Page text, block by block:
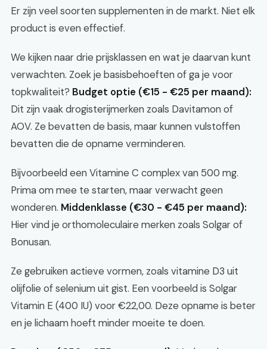
Er zijn veel soorten supplementen in de markt. Niet elk
product is even effectief.
We kijken naar drie prijsklassen en wat je daarvan kunt
verwachten. Zoek je basisbehoeften of ga je voor
topkwaliteit? Budget optie (€15 - €25 per maand):
Dit zijn vaak drogisterijmerken zoals Davitamon of
AOV. Ze bevatten de basis, maar kunnen vulstoffen
bevatten die de opname verminderen.
Bijvoorbeeld een Vitamine C complex van 500 mg.
Prima om mee te starten, maar verwacht geen
wonderen. Middenklasse (€30 - €45 per maand):
Hier vind je orthomoleculaire merken zoals Solgar of
Bonusan.
Ze gebruiken actieve vormen, zoals vitamine D3 uit
olijfolie of selenium uit gist. Een voorbeeld is Solgar
Vitamin E (400 IU) voor €22,00. Deze opname is beter
en je lichaam hoeft minder moeite te doen.